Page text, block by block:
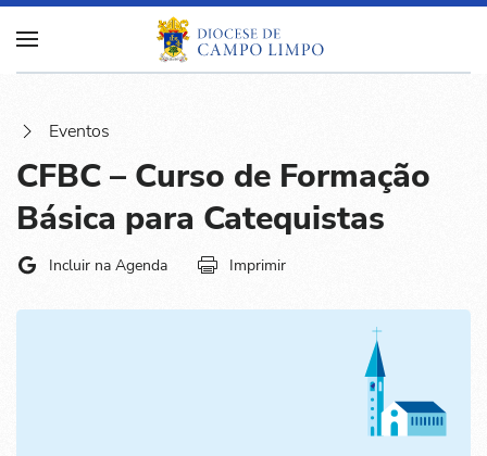
Eventos
CFBC – Curso de Formação
Básica para Catequistas
Incluir na Agenda Imprimir